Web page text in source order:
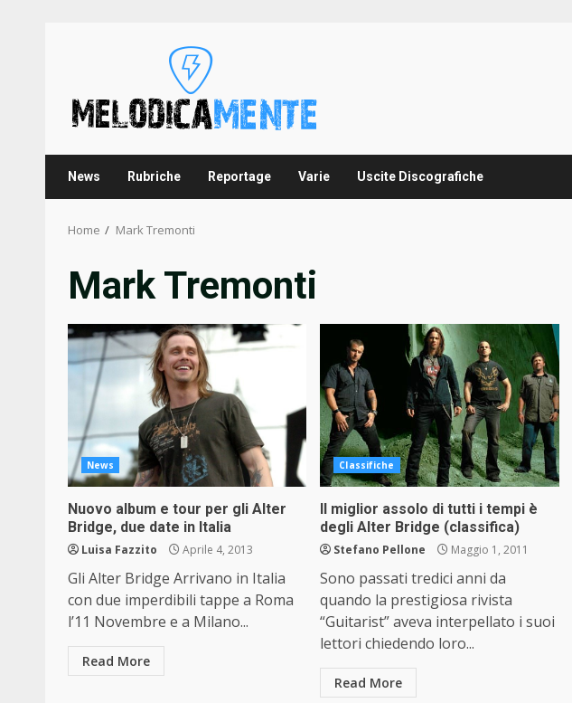
News Rubriche Reportage Varie Uscite Discografiche
Home Mark Tremonti
Mark Tremonti
News
Nuovo album e tour per gli Alter
Bridge, due date in Italia
Luisa Fazzito Aprile 4, 2013
Gli Alter Bridge Arrivano in Italia
con due imperdibili tappe a Roma
l’11 Novembre e a Milano...
Read More
Classifiche
Il miglior assolo di tutti i tempi è
degli Alter Bridge (classifica)
Stefano Pellone Maggio 1, 2011
Sono passati tredici anni da
quando la prestigiosa rivista
“Guitarist” aveva interpellato i suoi
lettori chiedendo loro...
Read More